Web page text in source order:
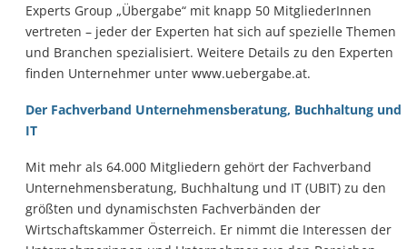
Experts Group „Übergabe“ mit knapp 50 MitgliederInnen
vertreten – jeder der Experten hat sich auf spezielle Themen
und Branchen spezialisiert. Weitere Details zu den Experten
finden Unternehmer unter www.uebergabe.at.
Der Fachverband Unternehmensberatung, Buchhaltung und
IT
Mit mehr als 64.000 Mitgliedern gehört der Fachverband
Unternehmensberatung, Buchhaltung und IT (UBIT) zu den
größten und dynamischsten Fachverbänden der
Wirtschaftskammer Österreich. Er nimmt die Interessen der